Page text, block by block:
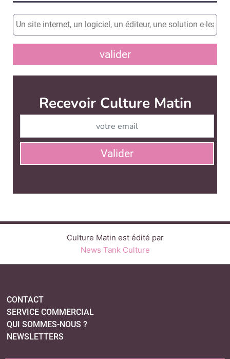
valider
Recevoir Culture Matin
Valider
Culture Matin est édité par
News Tank Culture
CONTACT
SERVICE COMMERCIAL
QUI SOMMES-NOUS ?
NEWSLETTERS